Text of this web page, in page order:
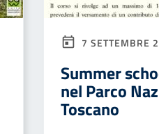
7 SETTEMBRE
Summer
nel Parco
Toscano